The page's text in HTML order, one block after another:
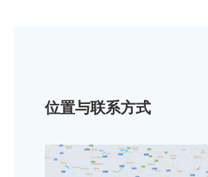
位置与联系方式